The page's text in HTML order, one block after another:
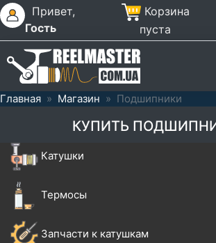
Привет,
Гость
Корзина
пуста
Главная » Магазин » Подшипники
КУПИТЬ
Катушки
Термосы
Запчасти к катушкам